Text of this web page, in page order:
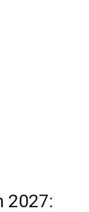
2027: